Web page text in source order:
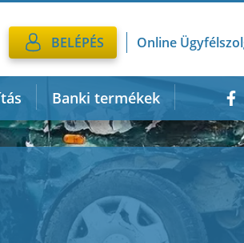
BELÉPÉS Online
Banki termékek